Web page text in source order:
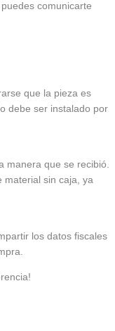
comunicarte
que la pieza es
debe ser instalado por
manera que se recibió.
material sin caja, ya
los datos fiscales